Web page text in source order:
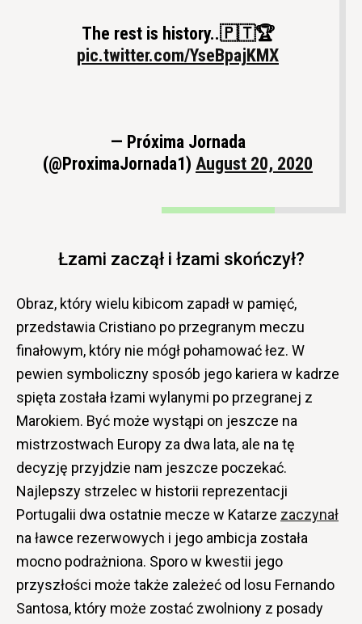
The rest is history..🇵🇹🏆
pic.twitter.com/YseBpajKMX
— Próxima Jornada
(@ProximaJornada1) August 20, 2020
Łzami zaczął i łzami skończył?
Obraz, który wielu kibicom zapadł w pamięć,
przedstawia Cristiano po przegranym meczu
finałowym, który nie mógł pohamować łez. W
pewien symboliczny sposób jego kariera w kadrze
spięta została łzami wylanymi po przegranej z
Marokiem. Być może wystąpi on jeszcze na
mistrzostwach Europy za dwa lata, ale na tę
decyzję przyjdzie nam jeszcze poczekać.
Najlepszy strzelec w historii reprezentacji
Portugalii dwa ostatnie mecze w Katarze zaczynał
na ławce rezerwowych i jego ambicja została
mocno podrażniona. Sporo w kwestii jego
przyszłości może także zależeć od losu Fernando
Santosa, który może zostać zwolniony z posady